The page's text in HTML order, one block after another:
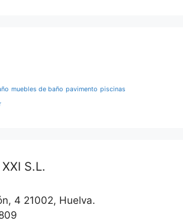
muebles de baño pavimento piscinas
S.L.
4 21002, Huelva.